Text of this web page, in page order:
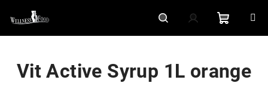
HledatPřihlášeníNákupní
košík
Vit Active Syrup 1L orange